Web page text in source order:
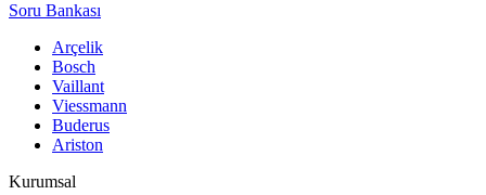
Soru Bankası
Arçelik
Bosch
Vaillant
Viessmann
Buderus
Ariston
Kurumsal